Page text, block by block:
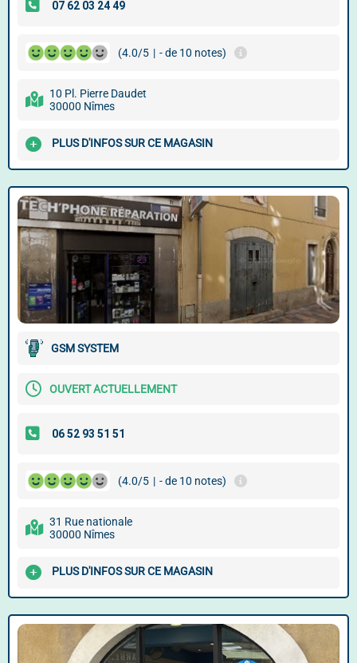
(4.0/5 | - de 10 notes)
10 Pl. Pierre Daudet
30000 Nîmes
PLUS D'INFOS SUR CE MAGASIN
GSM SYSTEM
OUVERT ACTUELLEMENT
(4.0/5 | - de 10 notes)
31 Rue nationale
30000 Nîmes
PLUS D'INFOS SUR CE MAGASIN